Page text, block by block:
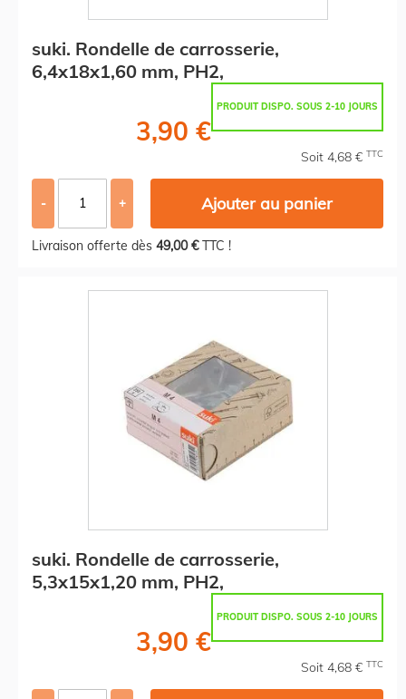
suki. Rondelle de carrosserie,
6,4x18x1,60 mm, PH2,
PRODUIT DISPO. SOUS 2-10 JOURS
3,90 €
Soit 4,68 € TTC
- + Ajouter au panier
Livraison offerte dès 49,00 €TTC !
suki. Rondelle de carrosserie,
5,3x15x1,20 mm, PH2,
PRODUIT DISPO. SOUS 2-10 JOURS
3,90 €
Soit 4,68 € TTC